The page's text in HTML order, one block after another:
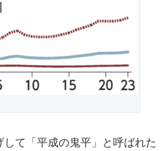
て「平成の鬼平」と呼ばれた